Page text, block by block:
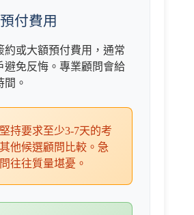
付費用
約或大額預付費用，通常
避免反悔。專業顧問會給
。
堅持要求至少3-7天的考
他候選顧問比較。急
往往質量堪憂。